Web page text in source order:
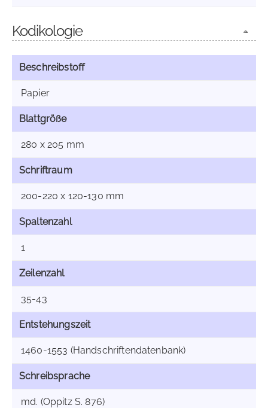
Kodikologie
Beschreibstoff
Papier
Blattgröße
280 x 205 mm
Schriftraum
200-220 x 120-130 mm
Spaltenzahl
1
Zeilenzahl
35-43
Entstehungszeit
1460-1553 (Handschriftendatenbank)
Schreibsprache
md. (Oppitz S. 876)